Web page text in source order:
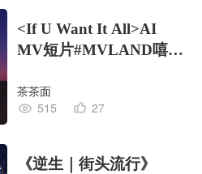
<If U Want It All>AI
MV短片#MVLAND嘻哈
茶茶面
515
27
《逆生｜街头流行》